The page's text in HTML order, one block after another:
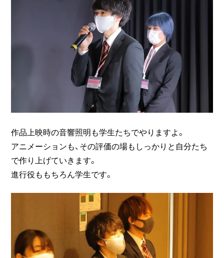
作品上映時の音響照明も学生たちでやりますよ。
アニメーションも、その評価の場もしっかりと自分たち
で作り上げていきます。
進行役ももちろん学生です。